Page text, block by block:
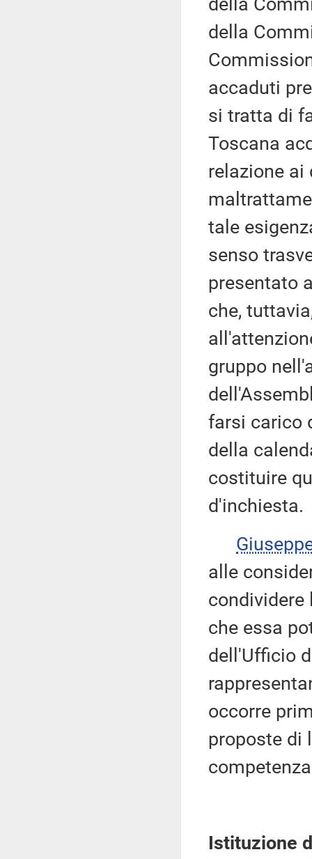
della
accaduti
si tratta di
Toscana
relazione ai
tale
senso
presentato
che,
gruppo
farsi carico
della
costituire
d'inchiesta.
alle
condividere
che essa
dell'Ufficio
occorre
proposte di
Istituzione